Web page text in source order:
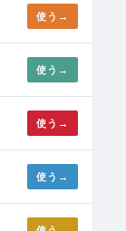
使う
使う
使う
使う